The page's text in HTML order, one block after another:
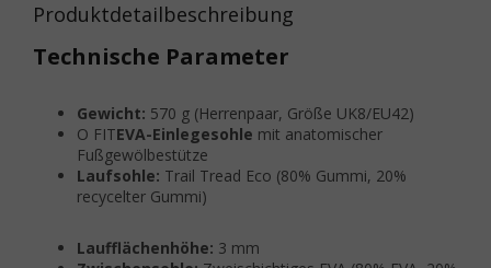
Produktdetailbeschreibung
Technische Parameter
Gewicht: 570 g (Herrenpaar, Größe UK8/EU42)
O FITEVA-Einlegesohle mit anatomischer
Fußgewölbestütze
Laufsohle: Trail Tread Eco (80% Gummi, 20%
recycelter Gummi)
Laufflächenhöhe: 3 mm